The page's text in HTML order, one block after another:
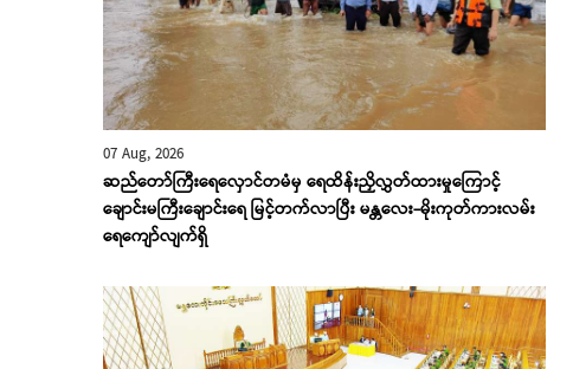
07 Aug, 2026
ဆည်တော်ကြီးရေလှောင်တမံမှ ရေထိန်းညှိလွှတ်ထားမှုကြောင့်
ချောင်းမကြီးချောင်းရေ မြင့်တက်လာပြီး မန္တလေး-မိုးကုတ်ကားလမ်း
‌ရေ‌ကျော်လျက်ရှိ